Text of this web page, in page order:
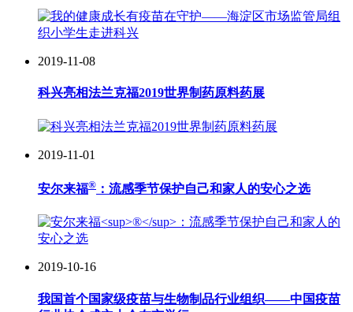
2019-11-08
科兴亮相法兰克福2019世界制药原料药展
2019-11-01
安尔来福® ：流感季节保护自己和家人的安心之选
2019-10-16
我国首个国家级疫苗与生物制品行业组织——中国疫苗